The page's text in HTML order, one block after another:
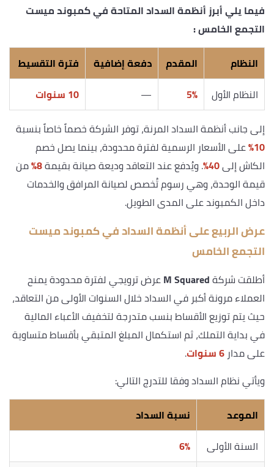
فيما يلي أبرز أنظمة السداد المتاحة في كمبوند ميست
التجمع الخامس :
النظام
المقدم دفعة إضافية
فترة التقسيط
النظام الأول
5%
—
10 سنوات
إلى جانب أنظمة السداد المرنة، توفر الشركة خصماً خاصاً بنسبة
10% على الأسعار الرسمية لفترة محدودة، بينما يصل خصم
الكاش إلى40% . ويُدفع عند التعاقد وديعة صيانة بقيمة8% من
قيمة الوحدة، وهي رسوم تُخصص لصيانة المرافق والخدمات
داخل الكمبوند على المدى الطويل.
عرض الربيع على أنظمة السداد في كمبوند ميست
التجمع الخامس
أطلقت شركةM Squaredعرض ترويجي لفترة محدودة يمنح
العملاء مرونة أكبر في السداد خلال السنوات الأولى من التعاقد،
حيث يتم توزيع الأقساط بنسب متدرجة لتخفيف الأعباء المالية
في بداية التملك، ثم استكمال المبلغ المتبقي بأقساط متساوية
على مدار 6 سنوات
.
ويأتي نظام السداد وفقا للتدرج التالي:
الموعد
نسبة السداد
السنة الأولى
6%